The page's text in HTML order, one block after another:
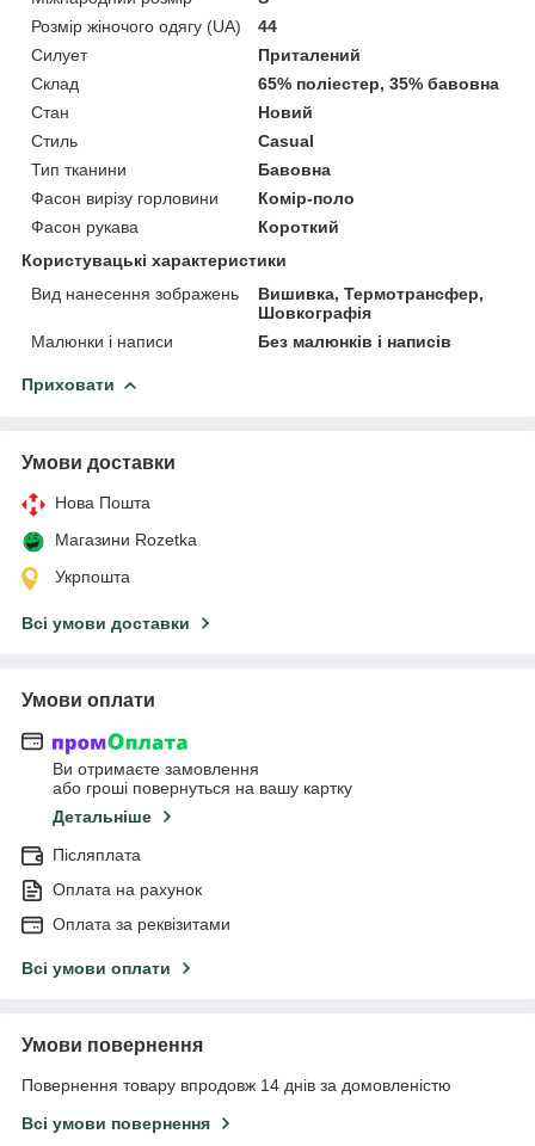
Розмір жіночого одягу (UA)
44
Силует
Приталений
Склад
65% поліестер, 35% бавовна
Стан
Новий
Стиль
Casual
Тип тканини
Бавовна
Фасон вирізу горловини
Комір-поло
Фасон рукава
Короткий
Користувацькі характеристики
Вид нанесення зображень
Вишивка, Термотрансфер,
Шовкографія
Малюнки і написи
Без малюнків і написів
Приховати
Умови доставки
Нова Пошта
Магазини Rozetka
Укрпошта
Всі умови доставки
Умови оплати
Ви отримаєте замовлення
або гроші повернуться на вашу картку
Детальніше
Післяплата
Оплата на рахунок
Оплата за реквізитами
Всі умови оплати
Умови повернення
Повернення товару впродовж 14 днів за домовленістю
Всі умови повернення